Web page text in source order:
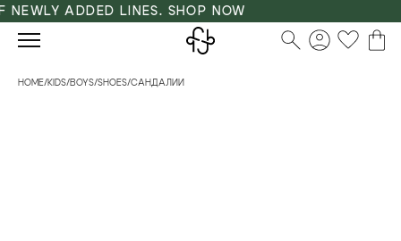
ADDED LINES. SHOP NOW
HOME/KIDS/BOYS/SHOES/САНДАЛИИ